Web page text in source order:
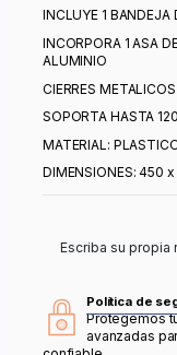
INCLUYE 1 BANDEJA
INCORPORA 1 ASA
ALUMINIO
CIERRES
SOPORTA HASTA
MATERIAL:
DIMENSIONES: 450
Escriba su propia
Política de
Protegemos
avanzadas